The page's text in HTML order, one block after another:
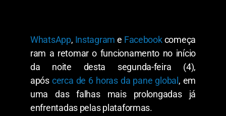
WhatsApp, Instagram e Facebookcomeça
ram a retomar o funcionamento no início
da noite desta segunda-feira (4),
após cerca de 6 horas da pane global , em
uma das falhas mais prolongadas já
enfrentadas pelas plataformas.